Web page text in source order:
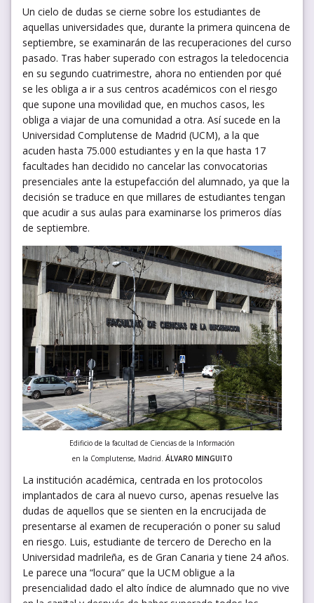
Un cielo de dudas se cierne sobre los estudiantes de
aquellas universidades que, durante la primera quincena de
septiembre, se examinarán de las recuperaciones del curso
pasado. Tras haber superado con estragos la teledocencia
en su segundo cuatrimestre, ahora no entienden por qué
se les obliga a ir a sus centros académicos con el riesgo
que supone una movilidad que, en muchos casos, les
obliga a viajar de una comunidad a otra. Así sucede en la
Universidad Complutense de Madrid (UCM), a la que
acuden hasta 75.000 estudiantes y en la que hasta 17
facultades han decidido no cancelar las convocatorias
presenciales ante la estupefacción del alumnado, ya que la
decisión se traduce en que millares de estudiantes tengan
que acudir a sus aulas para examinarse los primeros días
de septiembre.
Edificio de la facultad de Ciencias de la Información
en la Complutense, Madrid. ÁLVARO MINGUITO
La institución académica, centrada en los protocolos
implantados de cara al nuevo curso, apenas resuelve las
dudas de aquellos que se sienten en la encrucijada de
presentarse al examen de recuperación o poner su salud
en riesgo. Luis, estudiante de tercero de Derecho en la
Universidad madrileña, es de Gran Canaria y tiene 24 años.
Le parece una “locura” que la UCM obligue a la
presencialidad dado el alto índice de alumnado que no vive